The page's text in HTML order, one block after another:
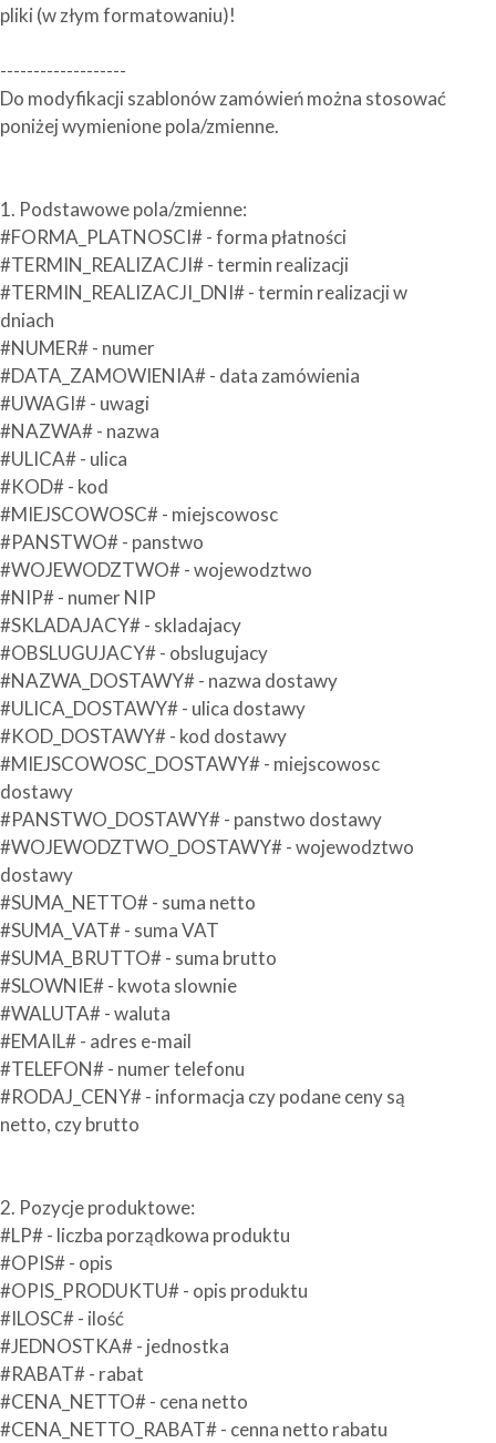
pliki (w złym formatowaniu)!
-------------------
Do modyfikacji szablonów zamówień można stosować
poniżej wymienione pola/zmienne.
1. Podstawowe pola/zmienne:
#FORMA_PLATNOSCI# - forma płatności
#TERMIN_REALIZACJI# - termin realizacji
#TERMIN_REALIZACJI_DNI# - termin realizacji w
dniach
#NUMER# - numer
#DATA_ZAMOWIENIA# - data zamówienia
#UWAGI# - uwagi
#NAZWA# - nazwa
#ULICA# - ulica
#KOD# - kod
#MIEJSCOWOSC# - miejscowosc
#PANSTWO# - panstwo
#WOJEWODZTWO# - wojewodztwo
#NIP# - numer NIP
#SKLADAJACY# - skladajacy
#OBSLUGUJACY# - obslugujacy
#NAZWA_DOSTAWY# - nazwa dostawy
#ULICA_DOSTAWY# - ulica dostawy
#KOD_DOSTAWY# - kod dostawy
#MIEJSCOWOSC_DOSTAWY# - miejscowosc
dostawy
#PANSTWO_DOSTAWY# - panstwo dostawy
#WOJEWODZTWO_DOSTAWY# - wojewodztwo
dostawy
#SUMA_NETTO# - suma netto
#SUMA_VAT# - suma VAT
#SUMA_BRUTTO# - suma brutto
#SLOWNIE# - kwota slownie
#WALUTA# - waluta
#EMAIL# - adres e-mail
#TELEFON# - numer telefonu
#RODAJ_CENY# - informacja czy podane ceny są
netto, czy brutto
2. Pozycje produktowe:
#LP# - liczba porządkowa produktu
#OPIS# - opis
#OPIS_PRODUKTU# - opis produktu
#ILOSC# - ilość
#JEDNOSTKA# - jednostka
#RABAT# - rabat
#CENA_NETTO# - cena netto
#CENA_NETTO_RABAT# - cenna netto rabatu